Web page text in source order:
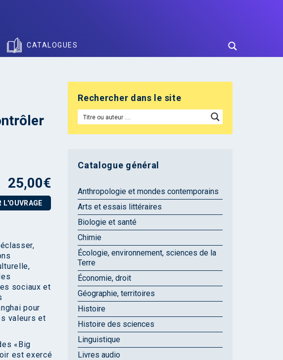
CATALOGUES
25,00€
L'OUVRAGE
sociaux et
pour
valeurs et
«Big
est exercé
Rechercher dans le site
Catalogue général
Anthropologie et mondes contemporains
Arts et essais littéraires
Biologie et santé
Chimie
Écologie, environnement, sciences de la
Terre
Économie, droit
Géographie, territoires
Histoire
Histoire des sciences
Linguistique
Livres audio